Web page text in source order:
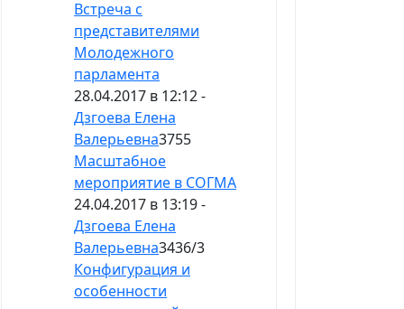
Встреча с
представителями
Молодежного
парламента
28.04.2017 в 12:12 -
Дзгоева Елена
Валерьевна3755
Масштабное
мероприятие в СОГМА
24.04.2017 в 13:19 -
Дзгоева Елена
Валерьевна3436/3
Конфигурация и
особенности